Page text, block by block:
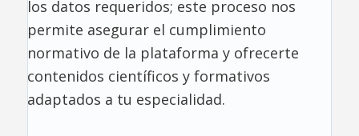
los datos requeridos; este proceso nos
permite asegurar el cumplimiento
normativo de la plataforma y ofrecerte
contenidos científicos y formativos
adaptados a tu especialidad.